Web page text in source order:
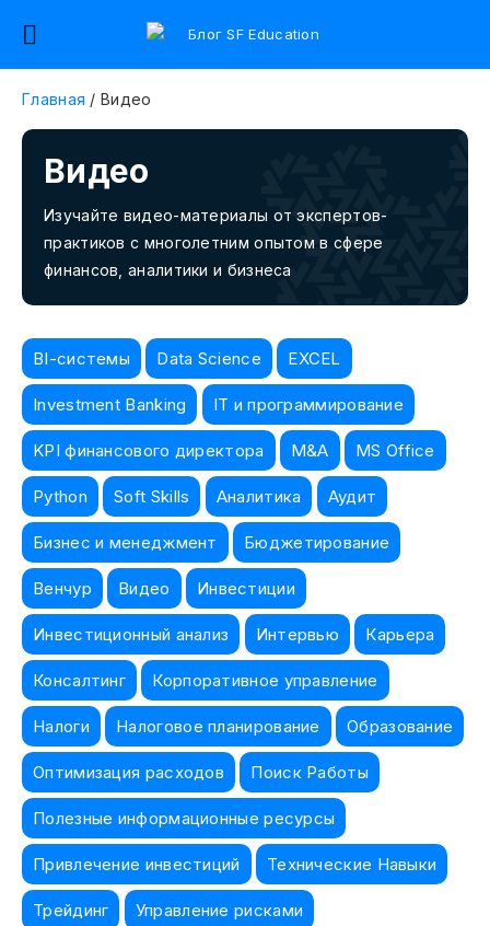
Главная /Видео
Видео
Изучайте видео-материалы от экспертов-
практиков с многолетним опытом в сфере
финансов, аналитики и бизнеса
BI-системы Data Science EXCEL
Investment Banking IT и программирование
KPI финансового директора M&A MS Office
Python Soft Skills Аналитика Аудит
Бизнес и менеджмент Бюджетирование
Венчур Видео Инвестиции
Инвестиционный анализ Интервью Карьера
Консалтинг Корпоративное управление
Налоги Налоговое планирование Образование
Оптимизация расходов Поиск Работы
Полезные информационные ресурсы
Привлечение инвестиций Технические Навыки
Трейдинг Управление рисками